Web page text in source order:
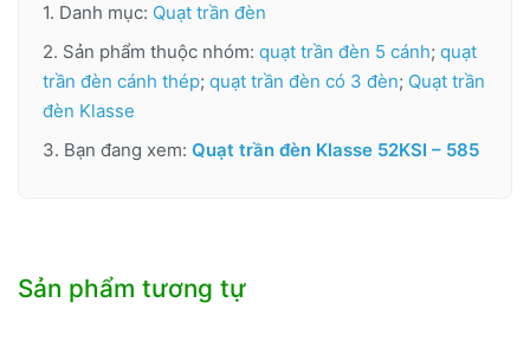
1. Danh mục: Quạt trần đèn
2. Sản phẩm thuộc nhóm: quạt trần đèn 5 cánh; quạt
trần đèn cánh thép; quạt trần đèn có 3 đèn; Quạt trần
đèn Klasse
3. Bạn đang xem: Quạt trần đèn Klasse 52KSI – 585
Sản phẩm tương tự